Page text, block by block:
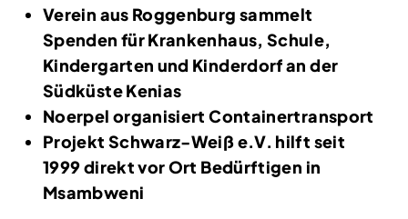
Verein aus Roggenburg sammelt
Spenden für Krankenhaus, Schule,
Kindergarten und Kinderdorf an der
Südküste Kenias
Noerpel organisiert Containertransport
Projekt Schwarz-Weiß e.V. hilft seit
1999 direkt vor Ort Bedürftigen in
Msambweni